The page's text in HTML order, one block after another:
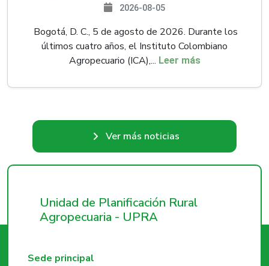
2026-08-05
Bogotá, D. C., 5 de agosto de 2026. Durante los
últimos cuatro años, el Instituto Colombiano
Agropecuario (ICA),... Leer más
Ver más noticias
Unidad de Planificación Rural
Agropecuaria - UPRA
Sede principal